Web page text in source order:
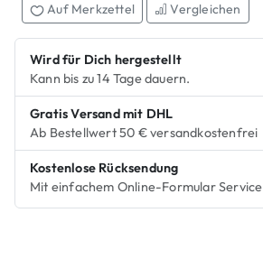
Auf Merkzettel Vergleichen
Wird für Dich hergestellt
Kann bis zu 14 Tage dauern.
Gratis Versand mit DHL
Ab Bestellwert 50 € versandkostenfrei
Kostenlose Rücksendung
Mit einfachem Online-Formular Service